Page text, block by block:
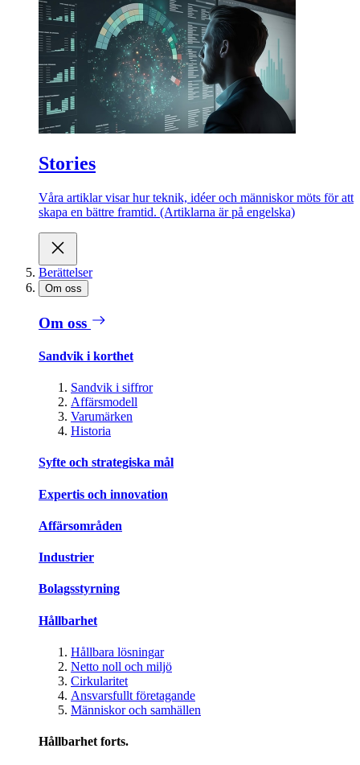
Stories
Våra artiklar visar hur teknik, idéer och människor möts för att
skapa en bättre framtid. (Artiklarna är på engelska)
Berättelser
Om oss
Om oss
Sandvik i korthet
Sandvik i siffror
Affärsmodell
Varumärken
Historia
Syfte och strategiska mål
Expertis och innovation
Affärsområden
Industrier
Bolagsstyrning
Hållbarhet
Hållbara lösningar
Netto noll och miljö
Cirkularitet
Ansvarsfullt företagande
Människor och samhällen
Hållbarhet forts.